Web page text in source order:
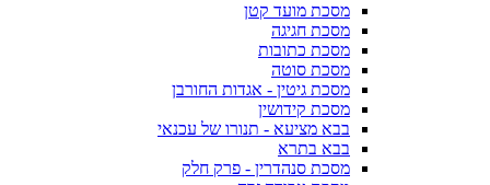
מסכת מועד קטן
מסכת חגיגה
מסכת כתובות
מסכת סוטה
מסכת גיטין - אגדות החורבן
מסכת קידושין
בבא מציעא - תנורו של עכנאי
בבא בתרא
מסכת סנהדרין - פרק חלק